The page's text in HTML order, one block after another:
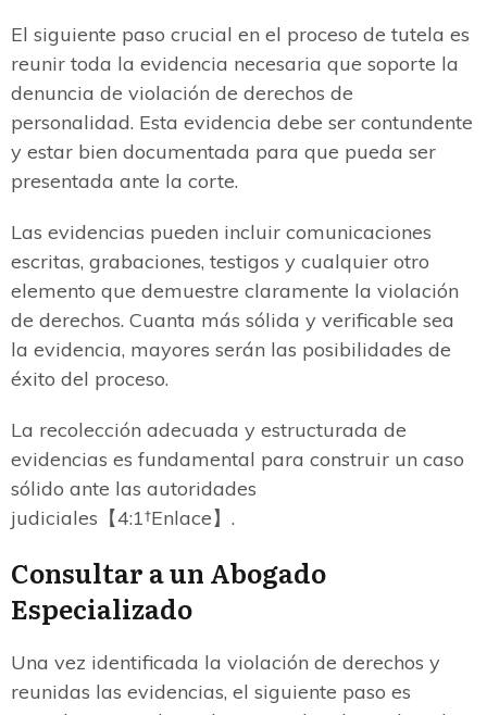
El siguiente paso crucial en el proceso de tutela es
reunir toda la evidencia necesaria que soporte la
denuncia de violación de derechos de
personalidad. Esta evidencia debe ser contundente
y estar bien documentada para que pueda ser
presentada ante la corte.
Las evidencias pueden incluir comunicaciones
escritas, grabaciones, testigos y cualquier otro
elemento que demuestre claramente la violación
de derechos. Cuanta más sólida y verificable sea
la evidencia, mayores serán las posibilidades de
éxito del proceso.
La recolección adecuada y estructurada de
evidencias es fundamental para construir un caso
sólido ante las autoridades
judiciales【4:1†Enlace】.
Consultar a un Abogado
Especializado
Una vez identificada la violación de derechos y
reunidas las evidencias, el siguiente paso es